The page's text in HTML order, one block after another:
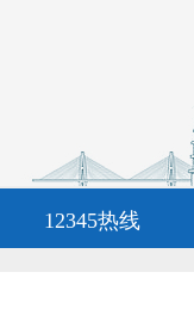
12345热线